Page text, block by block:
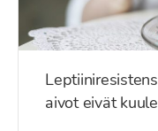
aivot eivät